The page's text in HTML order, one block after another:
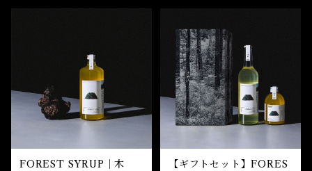
FOREST SYRUP｜木
【ギフトセット】FORES